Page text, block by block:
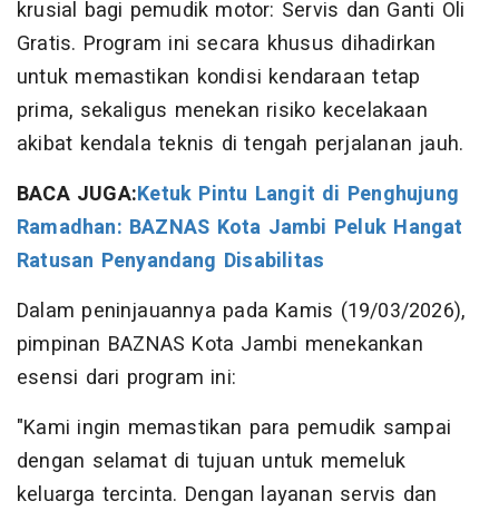
krusial bagi pemudik motor: Servis dan Ganti Oli
Gratis. Program ini secara khusus dihadirkan
untuk memastikan kondisi kendaraan tetap
prima, sekaligus menekan risiko kecelakaan
akibat kendala teknis di tengah perjalanan jauh.
BACA JUGA:Ketuk Pintu Langit di Penghujung
Ramadhan: BAZNAS Kota Jambi Peluk Hangat
Ratusan Penyandang Disabilitas
Dalam peninjauannya pada Kamis (19/03/2026),
pimpinan BAZNAS Kota Jambi menekankan
esensi dari program ini:
"Kami ingin memastikan para pemudik sampai
dengan selamat di tujuan untuk memeluk
keluarga tercinta. Dengan layanan servis dan